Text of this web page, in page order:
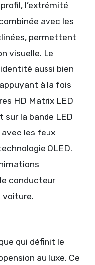
l’extrémité
avec les
permettent
visuelle. Le
aussi bien
à la fois
HD Matrix LED
sur la bande LED
avec les feux
OLED.
conducteur
voiture.
qui définit le
au luxe. Ce